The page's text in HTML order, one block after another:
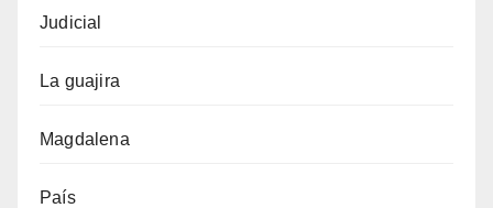
Judicial
La guajira
Magdalena
País